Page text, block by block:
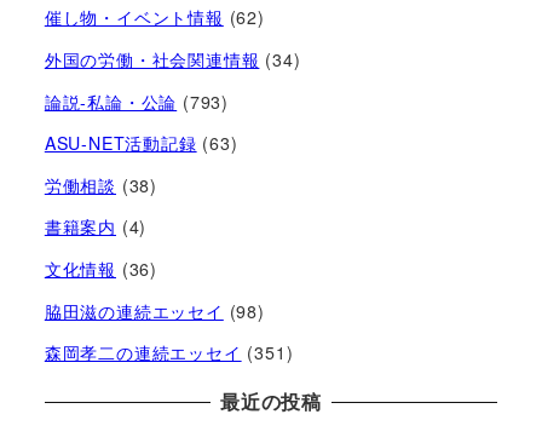
催し物・イベント情報 (62)
外国の労働・社会関連情報 (34)
論説-私論・公論 (793)
ASU-NET活動記録 (63)
労働相談 (38)
書籍案内 (4)
文化情報 (36)
脇田滋の連続エッセイ (98)
森岡孝二の連続エッセイ (351)
最近の投稿